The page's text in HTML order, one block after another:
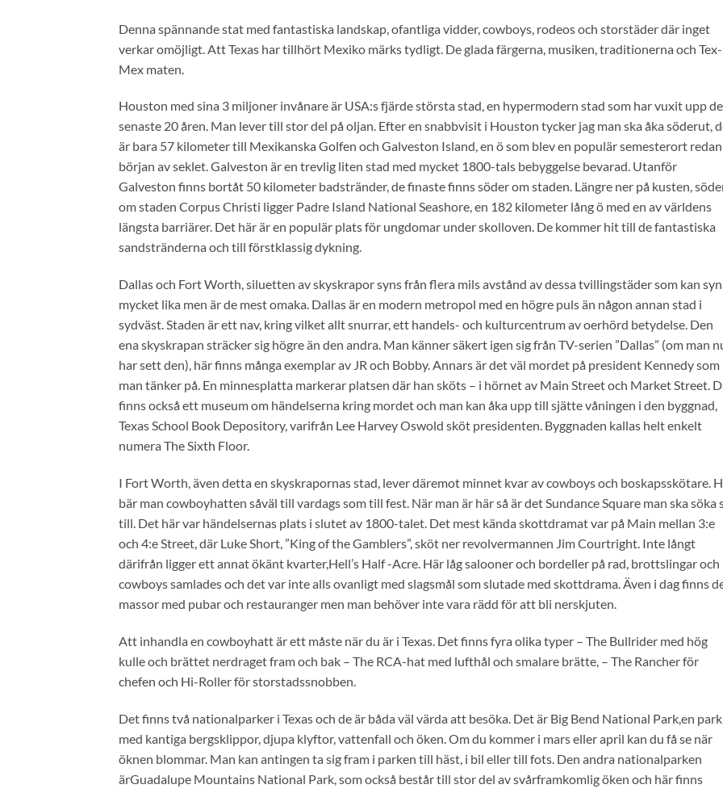
Denna spännande stat med fantastiska landskap, ofantliga vidder, cowboys, rodeos och storstäder där inget
verkar omöjligt. Att Texas har tillhört Mexiko märks tydligt. De glada färgerna, musiken, traditionerna och Tex-
Mex maten.
Houston med sina 3 miljoner invånare är USA:s fjärde största stad, en hypermodern stad som har vuxit upp de
senaste 20 åren. Man lever till stor del på oljan. Efter en snabbvisit i Houston tycker jag man ska åka söderut,
är bara 57 kilometer till Mexikanska Golfen och Galveston Island, en ö som blev en populär semesterort
början av seklet. Galveston är en trevlig liten stad med mycket 1800-tals bebyggelse bevarad. Utanför
Galveston finns bortåt 50 kilometer badstränder, de finaste finns söder om staden. Längre ner på kusten,
om staden Corpus Christi ligger Padre Island National Seashore, en 182 kilometer lång ö med en av världens
längsta barriärer. Det här är en populär plats för ungdomar under skolloven. De kommer hit till de fantastiska
sandstränderna och till förstklassig dykning.
Dallas och Fort Worth, siluetten av skyskrapor syns från flera mils avstånd av dessa tvillingstäder som kan
mycket lika men är de mest omaka. Dallas är en modern metropol med en högre puls än någon annan stad i
sydväst. Staden är ett nav, kring vilket allt snurrar, ett handels- och kulturcentrum av oerhörd betydelse. Den
ena skyskrapan sträcker sig högre än den andra. Man känner säkert igen sig från TV-serien ”Dallas” (om man
har sett den), här finns många exemplar av JR och Bobby. Annars är det väl mordet på president Kennedy som
man tänker på. En minnesplatta markerar platsen där han sköts – i hörnet av Main Street och Market Street.
finns också ett museum om händelserna kring mordet och man kan åka upp till sjätte våningen i den byggnad,
Texas School Book Depository, varifrån Lee Harvey Oswold sköt presidenten. Byggnaden kallas helt enkelt
numera The Sixth Floor.
I Fort Worth, även detta en skyskrapornas stad, lever däremot minnet kvar av cowboys och boskapsskötare.
bär man cowboyhatten såväl till vardags som till fest. När man är här så är det Sundance Square man ska söka
till. Det här var händelsernas plats i slutet av 1800-talet. Det mest kända skottdramat var på Main mellan 3:e
och 4:e Street, där Luke Short, ”King of the Gamblers”, sköt ner revolvermannen Jim Courtright. Inte långt
därifrån ligger ett annat ökänt kvarter,Hell’s Half -Acre. Här låg salooner och bordeller på rad, brottslingar och
cowboys samlades och det var inte alls ovanligt med slagsmål som slutade med skottdrama. Även i dag finns
massor med pubar och restauranger men man behöver inte vara rädd för att bli nerskjuten.
Att inhandla en cowboyhatt är ett måste när du är i Texas. Det finns fyra olika typer – The Bullrider med hög
kulle och brättet nerdraget fram och bak – The RCA-hat med lufthål och smalare brätte, – The Rancher för
chefen och Hi-Roller för storstadssnobben.
Det finns två nationalparker i Texas och de är båda väl värda att besöka. Det är Big Bend National Park,en park
med kantiga bergsklippor, djupa klyftor, vattenfall och öken. Om du kommer i mars eller april kan du få se när
öknen blommar. Man kan antingen ta sig fram i parken till häst, i bil eller till fots. Den andra nationalparken
ärGuadalupe Mountains National Park, som också består till stor del av svårframkomlig öken och här finns